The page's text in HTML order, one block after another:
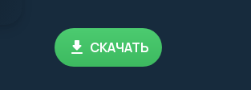
СКАЧАТЬ